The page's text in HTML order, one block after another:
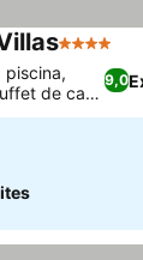
4 Estrelas
9,0
piscina,
de café